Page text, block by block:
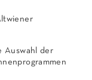
Auswahl der